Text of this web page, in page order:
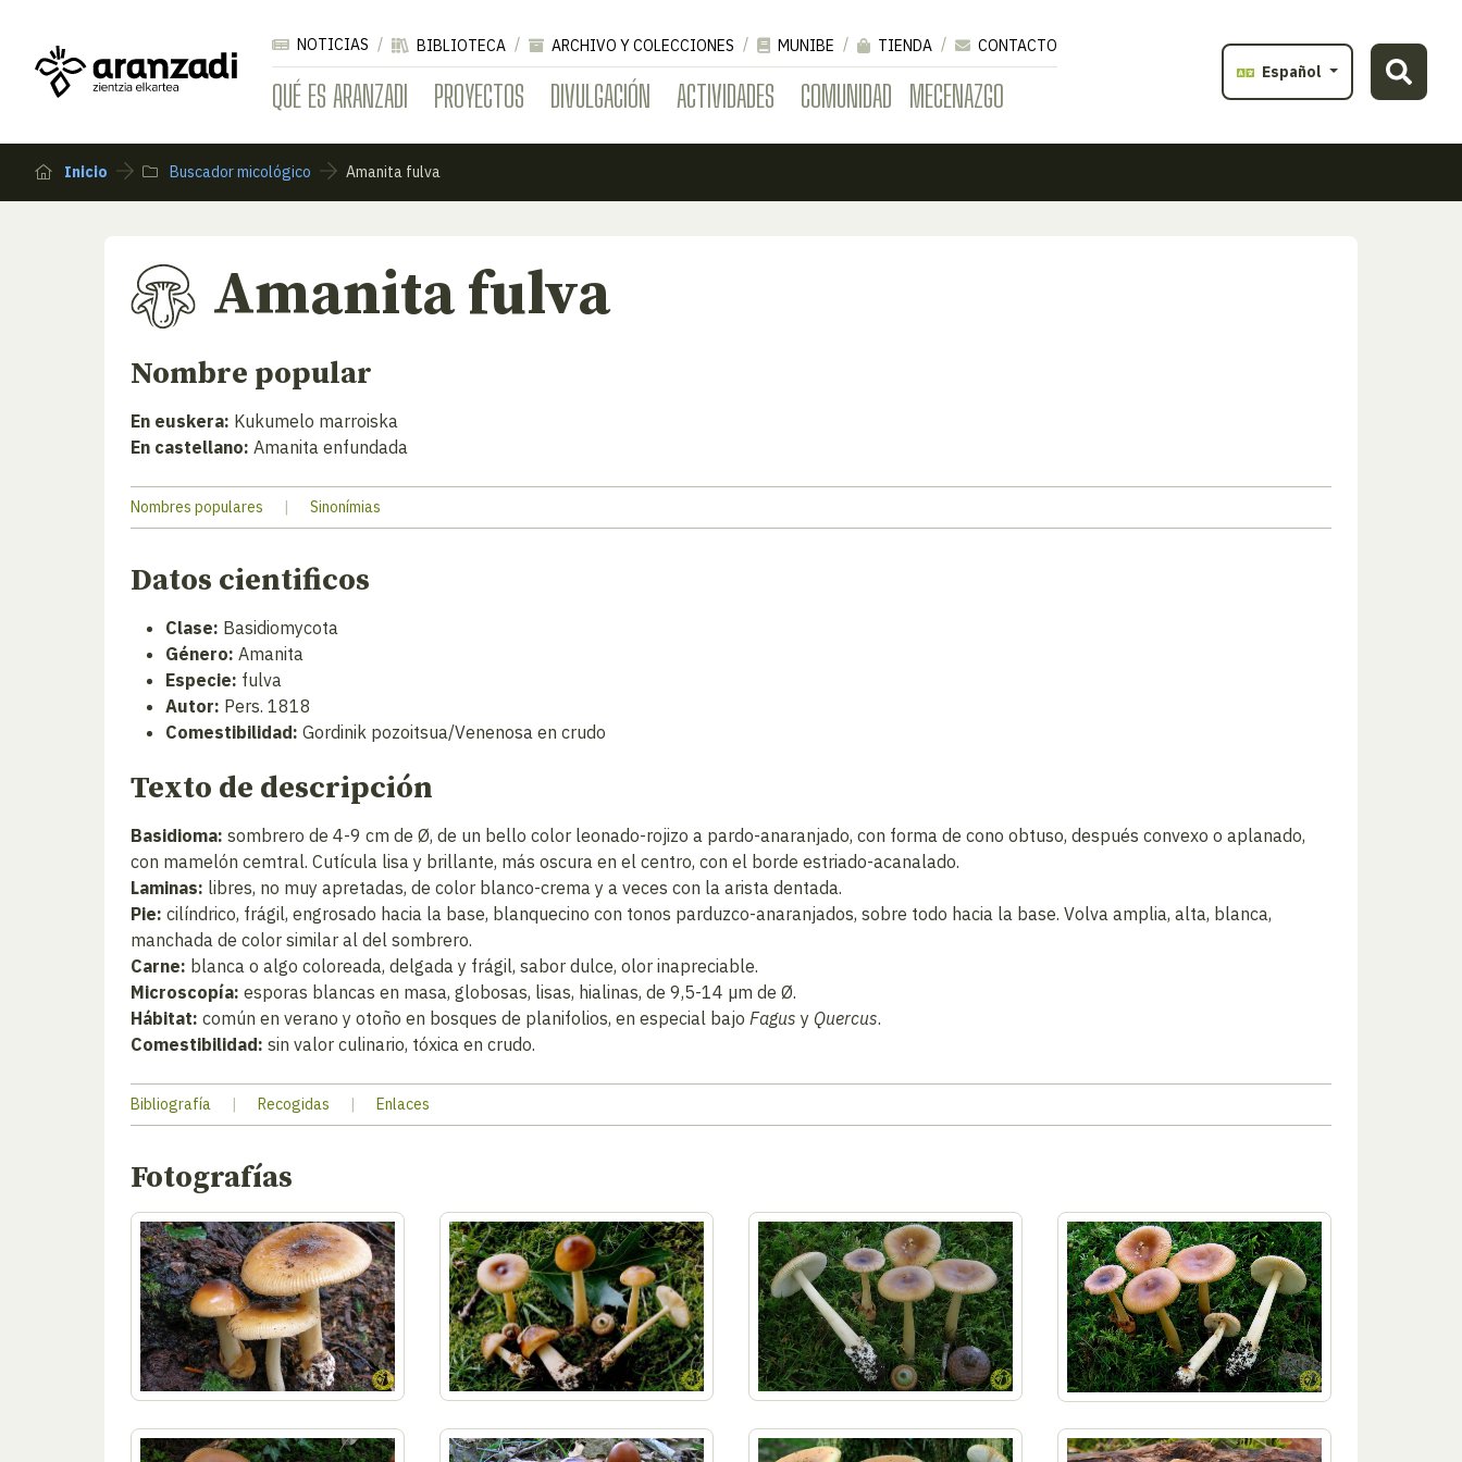
QUÉ ES ARANZADI PROYECTOS DIVULGACIÓN ACTIVIDADES COMUNIDAD MECENAZGO
NOTICIAS BIBLIOTECA ARCHIVO Y COLECCIONES MUNIBE TIENDA
CONTACTO
Español
Inicio Buscador micológico Amanita fulva
Amanita fulva
Nombre popular
En euskera: Kukumelo marroiska
En castellano: Amanita enfundada
Nombres populares | Sinonímias
Datos cientificos
Clase: Basidiomycota
Género: Amanita
Especie: fulva
Autor: Pers. 1818
Comestibilidad: Gordinik pozoitsua/Venenosa en crudo
Texto de descripción
Basidioma: sombrero de 4-9 cm de Ø, de un bello color leonado-rojizo a pardo-anaranjado, con forma de cono obtuso, después convexo o aplanado,
con mamelón cemtral. Cutícula lisa y brillante, más oscura en el centro, con el borde estriado-acanalado.
Laminas: libres, no muy apretadas, de color blanco-crema y a veces con la arista dentada.
Pie: cilíndrico, frágil, engrosado hacia la base, blanquecino con tonos parduzco-anaranjados, sobre todo hacia la base. Volva amplia, alta, blanca,
manchada de color similar al del sombrero.
Carne: blanca o algo coloreada, delgada y frágil, sabor dulce, olor inapreciable.
Microscopía: esporas blancas en masa, globosas, lisas, hialinas, de 9,5-14 µm de Ø.
Hábitat: común en verano y otoño en bosques de planifolios, en especial bajo Fagus y Quercus.
Comestibilidad: sin valor culinario, tóxica en crudo.
Bibliografía | Recogidas | Enlaces
Fotografías